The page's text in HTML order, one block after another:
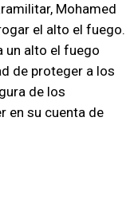
Mohamed
el alto el fuego.
un alto el fuego
de proteger a los
de los
en su cuenta de